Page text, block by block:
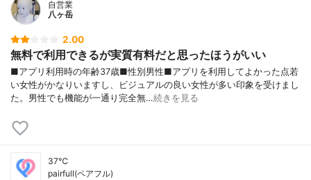
自営業
八ヶ岳
2.00
無料で利用できるが実質有料だと思ったほうがいい
■アプリ利用時の年齢37歳■性別男性■アプリを利用してよかった点若
い女性がかなりいますし、ビジュアルの良い女性が多い印象を受けまし
た。男性でも機能が一通り完全無…続きを見る
37℃
pairfull(ペアフル)